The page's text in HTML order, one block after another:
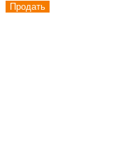
Продать